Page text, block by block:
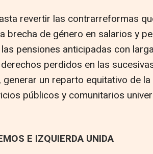
revertir las contrarreformas
brecha de género en salarios y
pensiones anticipadas con
perdidos en las
un reparto equitativo de
públicos y comunitarios
E IZQUIERDA UNIDA